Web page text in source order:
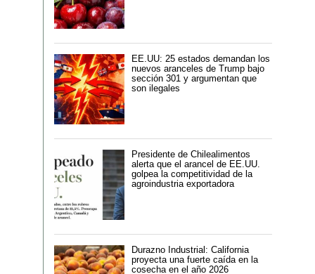
EE.UU: 25 estados demandan los
nuevos aranceles de Trump bajo
sección 301 y argumentan que
son ilegales
Presidente de Chilealimentos
alerta que el arancel de EE.UU.
golpea la competitividad de la
agroindustria exportadora
Durazno Industrial: California
proyecta una fuerte caída en la
cosecha en el año 2026